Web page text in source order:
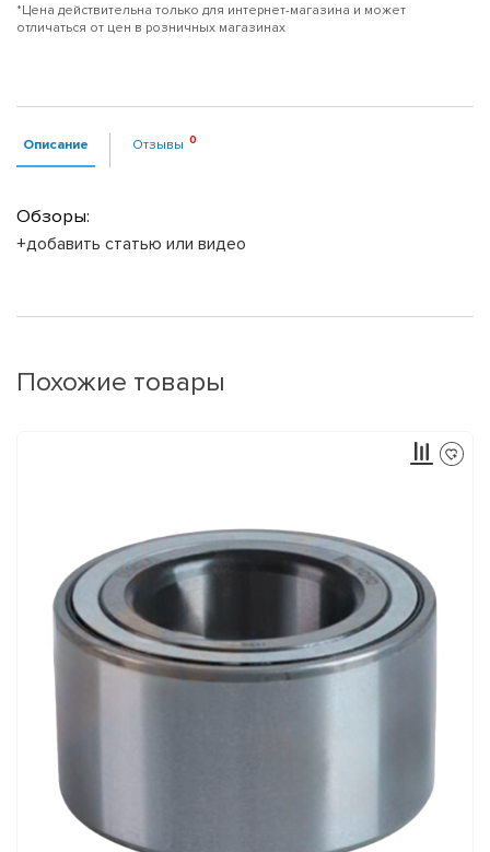
*Цена действительна только для интернет-магазина и может
отличаться от цен в розничных магазинах
Описание Отзывы
Обзоры:
+добавить статью или видео
Похожие товары